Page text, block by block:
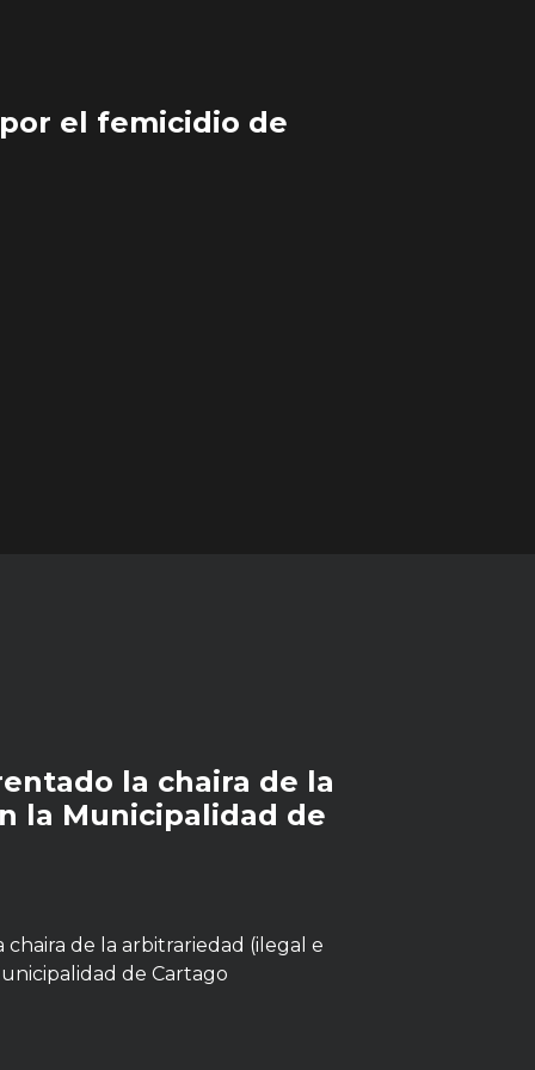
el femicidio de
la chaira de la
la Municipalidad de
de la arbitrariedad (ilegal e
de Cartago